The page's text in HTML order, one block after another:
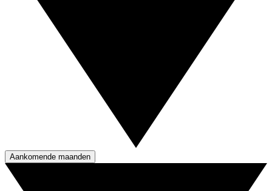
Aankomende maanden